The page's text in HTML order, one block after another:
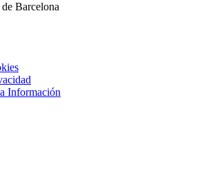
Barcelona
Información